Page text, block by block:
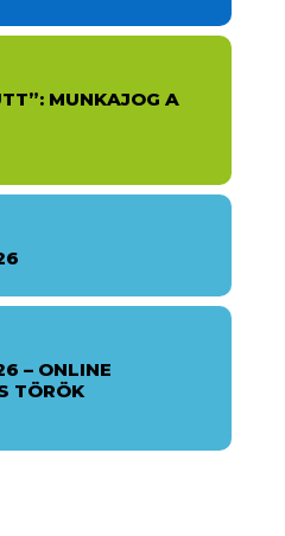
MUNKAJOG A
– ONLINE
TÖRÖK